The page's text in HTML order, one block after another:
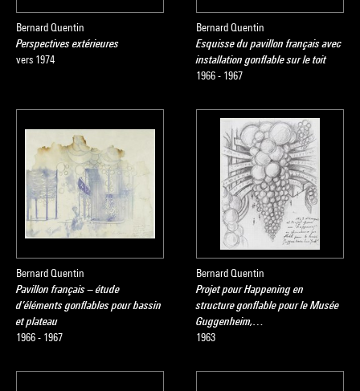
Bernard Quentin
Perspectives extérieures
vers 1974
Bernard Quentin
Esquisse du pavillon français avec
installation gonflable sur le toit
1966 - 1967
Bernard Quentin
Pavillon français – étude
d’éléments gonflables pour bassin
et plateau
1966 - 1967
Bernard Quentin
Projet pour Happening en
structure gonflable pour le Musée
Guggenheim,…
1963